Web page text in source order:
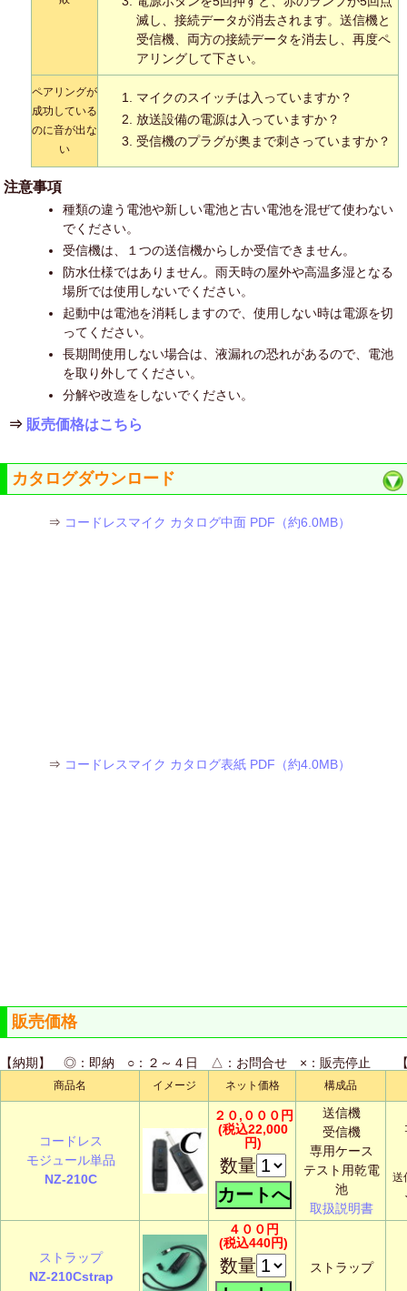
滅し、接続データが消去されます。送信機と
受信機、両方の接続データを消去し、再度ペ
アリングして下さい。
ペアリングが
成功している
のに音が出な
い
マイクのスイッチは入っていますか？
放送設備の電源は入っていますか？
受信機のプラグが奥まで刺さっていますか？
注意事項
種類の違う電池や新しい電池と古い電池を混ぜて使わない
でください。
受信機は、１つの送信機からしか受信できません。
防水仕様ではありません。雨天時の屋外や高温多湿となる
場所では使用しないでください。
起動中は電池を消耗しますので、使用しない時は電源を切
ってください。
長期間使用しない場合は、液漏れの恐れがあるので、電池
を取り外してください。
分解や改造をしないでください。
⇒ 販売価格はこちら
カタログダウンロード
⇒ コードレスマイク カタログ中面 PDF（約6.0MB）
⇒ コードレスマイク カタログ表紙 PDF（約4.0MB）
販売価格
【納期】 ◎：即納 ○：２～４日 △：お問合せ ×：販売停止
商品名 イメージ ネット価格 構成品
コードレス
モジュール単品
NZ-210C
２０,０００円
(税込22,000
円)
数量
送信機
受信機
専用ケース
テスト用乾電
池
取扱説明書
送
ストラップ
NZ-210Cstrap
４００円
(税込440円)
数量 ストラップ